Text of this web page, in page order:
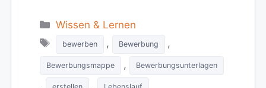
Categories
Wissen & Lernen
Tags
bewerben , Bewerbung ,
Bewerbungsmappe , Bewerbungsunterlagen